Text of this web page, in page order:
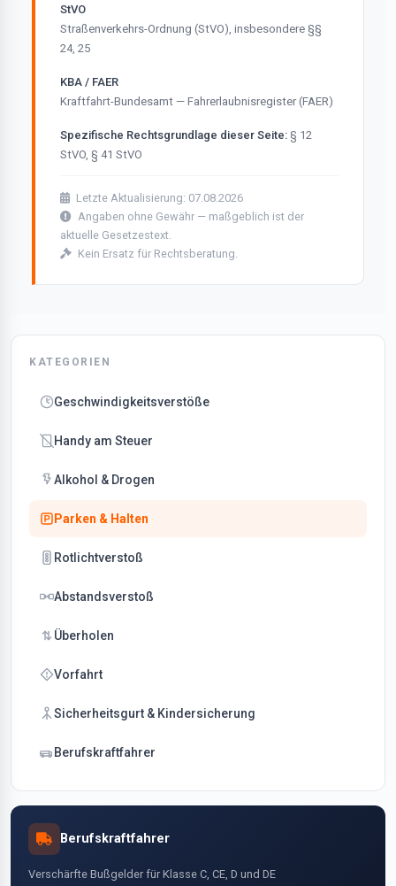
KATEGORIEN
Geschwindigkeitsverstöße
Handy am Steuer
Alkohol & Drogen
Parken & Halten
Rotlichtverstoß
Abstandsverstoß
Überholen
Vorfahrt
Sicherheitsgurt & Kindersicherung
Berufskraftfahrer
Berufskraftfahrer
Verschärfte Bußgelder für Klasse C, CE, D und DE
StVO
Straßenverkehrs-Ordnung (StVO), insbesondere §§
24, 25
KBA / FAER
Kraftfahrt-Bundesamt — Fahrerlaubnisregister (FAER)
Spezifische Rechtsgrundlage dieser Seite: § 12
StVO, § 41 StVO
Letzte Aktualisierung: 07.08.2026
Angaben ohne Gewähr — maßgeblich ist der
aktuelle Gesetzestext.
Kein Ersatz für Rechtsberatung.